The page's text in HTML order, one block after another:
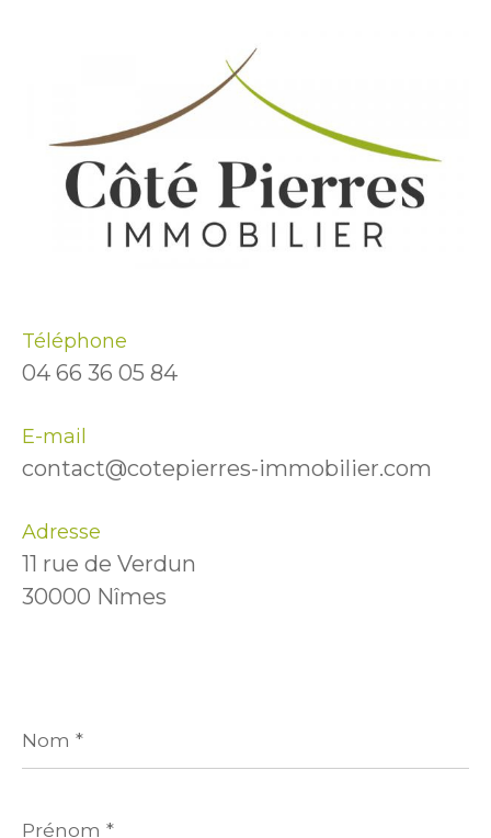
Téléphone
04 66 36 05 84
E-mail
contact@cotepierres-immobilier.com
Adresse
11 rue de Verdun
30000 Nîmes
*
*